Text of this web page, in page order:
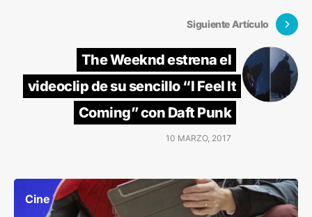
Siguiente Artículo
The Weeknd estrena el
videoclip de su sencillo “I Feel It
Coming” con Daft Punk
10 MARZO, 2017
Cine